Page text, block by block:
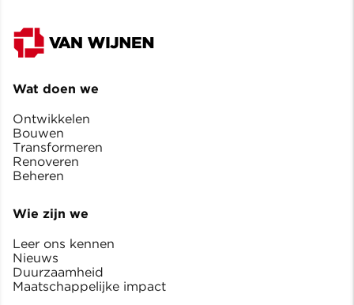
Wat doen we
Ontwikkelen
Bouwen
Transformeren
Renoveren
Beheren
Wie zijn we
Leer ons kennen
Nieuws
Duurzaamheid
Maatschappelijke impact